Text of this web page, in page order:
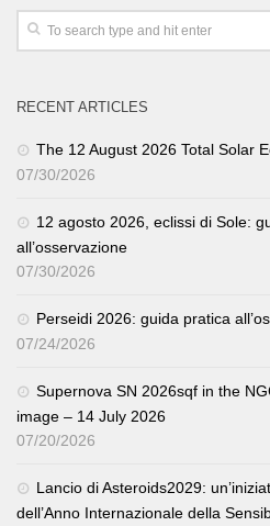
RECENT ARTICLES
The 12 August 2026 Total Solar
07/30/2026
12 agosto 2026, eclissi di Sole:
all’osservazione
07/30/2026
Perseidi 2026: guida pratica
07/24/2026
Supernova SN 2026sqf in the
image – 14 July 2026
07/20/2026
Lancio di Asteroids2029:
dell’Anno Internazionale della